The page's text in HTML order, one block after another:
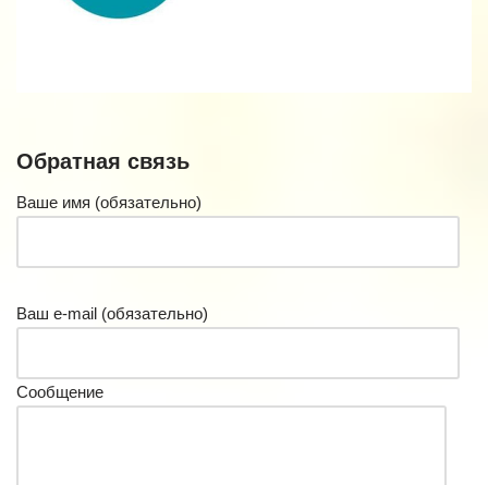
Обратная связь
Ваше имя (обязательно)
Ваш e-mail (обязательно)
Сообщение